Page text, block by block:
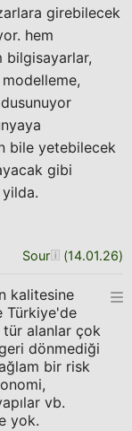
girebilecek
hem
bilgisayarlar,
bile yetebilecek
gibi
Sour (14.01.26)
kalitesine
Türkiye'de
tür alanlar çok
geri dönmediği
bir risk
vb.
yok.